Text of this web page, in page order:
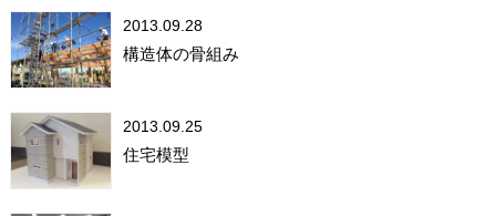
2013.09.28
構造体の骨組み
2013.09.25
住宅模型